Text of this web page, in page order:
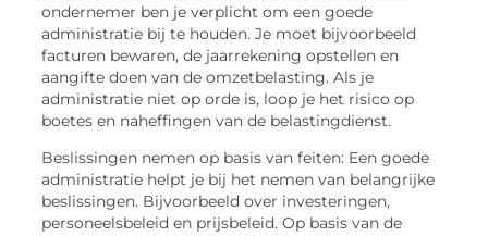
ondernemer ben je verplicht om een goede
administratie bij te houden. Je moet bijvoorbeeld
facturen bewaren, de jaarrekening opstellen en
aangifte doen van de omzetbelasting. Als je
administratie niet op orde is, loop je het risico op
boetes en naheffingen van de belastingdienst.
Beslissingen nemen op basis van feiten: Een goede
administratie helpt je bij het nemen van belangrijke
beslissingen. Bijvoorbeeld over investeringen,
personeelsbeleid en prijsbeleid. Op basis van de